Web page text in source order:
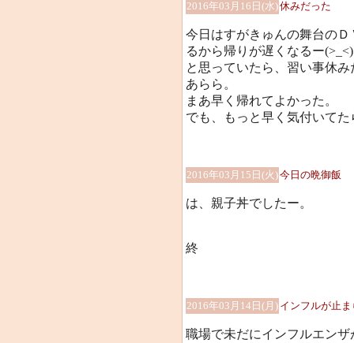
2016年03月16日(水)休みだった
今日はすがきゅんの舞台の
るから帰りが遅くなるー(>_<)
と思っていたら、習い事休み
あらら。
まあ早く帰れてよかった。
でも、もっと早く気付いて
2016年03月15日(火)今日の晩御飯
は、親子丼でしたー。
終
2016年03月14日(月) インフルが止
職場で未だにインフルエン